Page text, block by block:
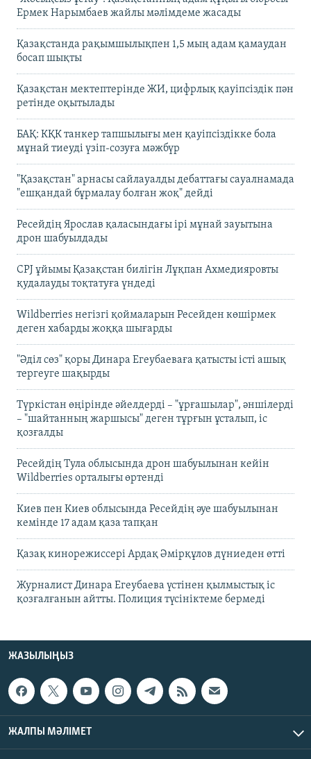
Ермек Нарымбаев жайлы мәлімдеме жасады
Қазақстанда рақымшылықпен 1,5 мың адам қамаудан
босап шықты
Қазақстан мектептерінде ЖИ, цифрлық қауіпсіздік пән
ретінде оқытылады
БАҚ: КҚК танкер тапшылығы мен қауіпсіздікке бола
мұнай тиеуді үзіп-созуға мәжбүр
"Қазақстан" арнасы сайлауалды дебаттағы сауалнамада
"ешқандай бұрмалау болған жоқ" дейді
Ресейдің Ярослав қаласындағы ірі мұнай зауытына
дрон шабуылдады
CPJ ұйымы Қазақстан билігін Лұқпан Ахмедияровты
қудалауды тоқтатуға үндеді
Wildberries негізгі қоймаларын Ресейден көшірмек
деген хабарды жоққа шығарды
"Әділ сөз" қоры Динара Егеубаеваға қатысты істі ашық
тергеуге шақырды
Түркістан өңірінде әйелдерді – "ұрғашылар", әншілерді
– "шайтанның жаршысы" деген тұрғын ұсталып, іс
қозғалды
Ресейдің Тула облысында дрон шабуылынан кейін
Wildberries орталығы өртенді
Киев пен Киев облысында Ресейдің әуе шабуылынан
кемінде 17 адам қаза тапқан
Қазақ кинорежиссері Ардақ Әмірқұлов дүниеден өтті
Журналист Динара Егеубаева үстінен қылмыстық іс
қозғалғанын айтты. Полиция түсініктеме бермеді
ЖАЗЫЛЫҢЫЗ
ЖАЛПЫ МӘЛІМЕТ